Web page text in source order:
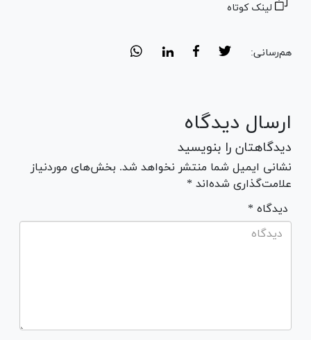
لینک کوتاه
هم‌رسانی:
ارسال دیدگاه
دیدگاهتان را بنویسید
نشانی ایمیل شما منتشر نخواهد شد. بخش‌های موردنیاز
علامت‌گذاری شده‌اند *
* دیدگاه